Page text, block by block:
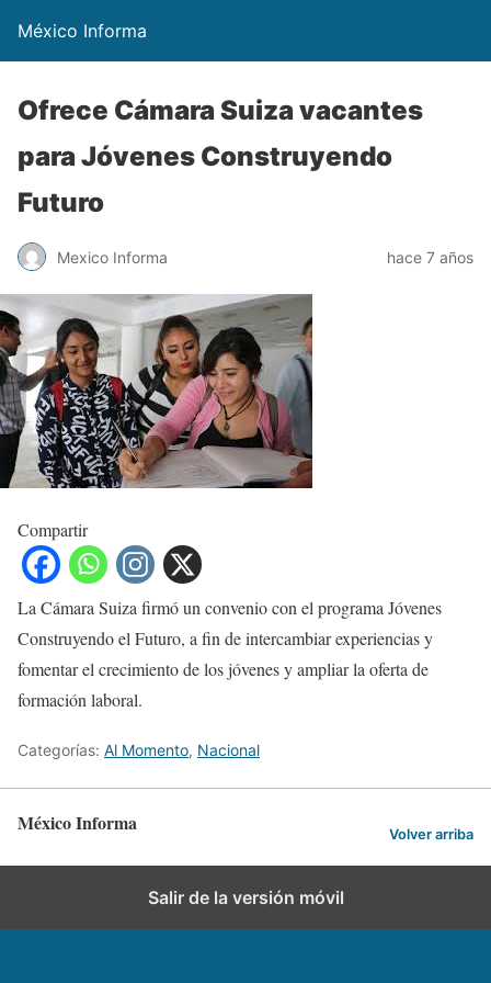
México Informa
Ofrece Cámara Suiza vacantes
para Jóvenes Construyendo
Futuro
Mexico Informa hace 7 años
Compartir
La Cámara Suiza firmó un convenio con el programa Jóvenes
Construyendo el Futuro, a fin de intercambiar experiencias y
fomentar el crecimiento de los jóvenes y ampliar la oferta de
formación laboral.
Categorías: Al Momento, Nacional
México Informa Volver arriba
Salir de la versión móvil